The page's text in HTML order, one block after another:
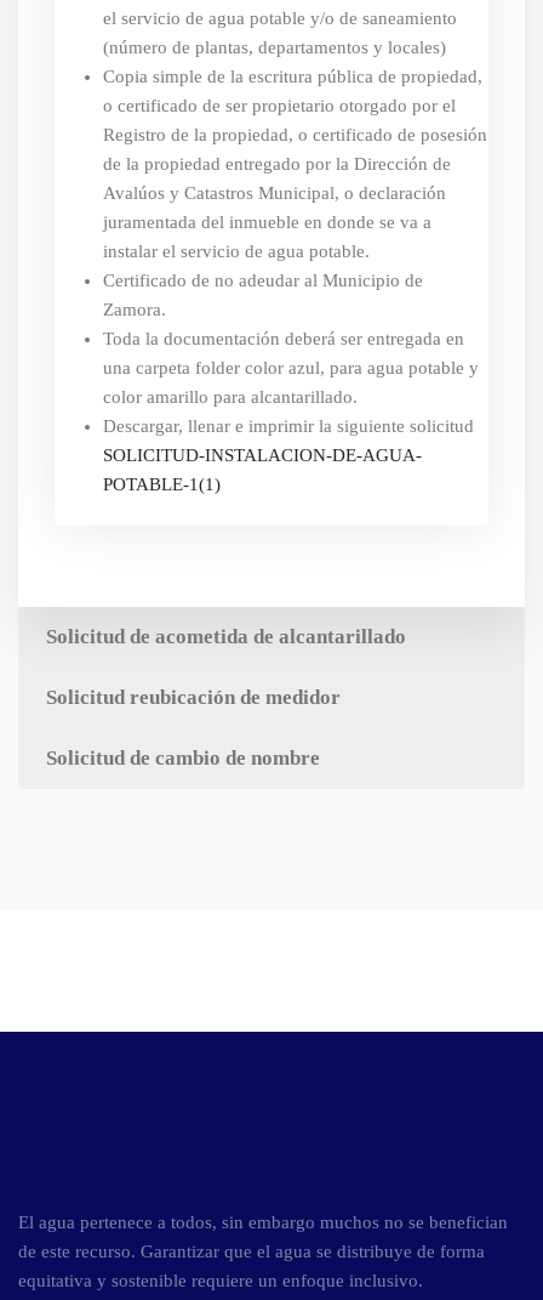
el servicio de agua potable y/o de saneamiento
(número de plantas, departamentos y locales)
Copia simple de la escritura pública de propiedad,
o certificado de ser propietario otorgado por el
Registro de la propiedad, o certificado de posesión
de la propiedad entregado por la Dirección de
Avalúos y Catastros Municipal, o declaración
juramentada del inmueble en donde se va a
instalar el servicio de agua potable.
Certificado de no adeudar al Municipio de
Zamora.
Toda la documentación deberá ser entregada en
una carpeta folder color azul, para agua potable y
color amarillo para alcantarillado.
Descargar, llenar e imprimir la siguiente solicitud
SOLICITUD-INSTALACION-DE-AGUA-
POTABLE-1(1)
Solicitud de acometida de alcantarillado
Solicitud reubicación de medidor
Solicitud de cambio de nombre
El agua pertenece a todos, sin embargo muchos no se benefician
de este recurso. Garantizar que el agua se distribuye de forma
equitativa y sostenible requiere un enfoque inclusivo.